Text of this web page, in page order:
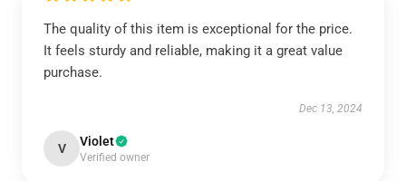
The quality of this item is exceptional for the price.
It feels sturdy and reliable, making it a great value
purchase.
Dec 13, 2024
V Violet
Verified owner